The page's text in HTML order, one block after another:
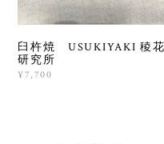
臼杵焼 USUKIYAKI 稜
研究所
¥7,700